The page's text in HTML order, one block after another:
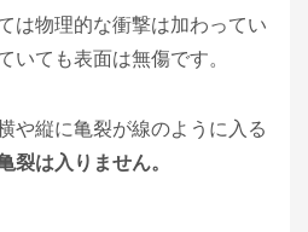
は物理的な衝撃は加わってい
いても表面は無傷です。
や縦に亀裂が線のように入る
裂は入りません。